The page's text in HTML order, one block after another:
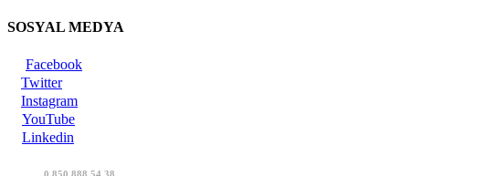
SOSYAL MEDYA
Facebook
Twitter
Instagram
YouTube
Linkedin